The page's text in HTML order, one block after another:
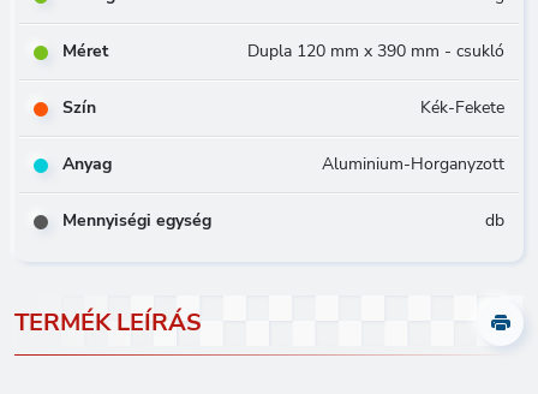
TERMÉK LEÍRÁS
Méret Dupla 120 mm x 390 mm - csukló
Szín Kék-Fekete
Anyag Aluminium-Horganyzott
Mennyiségi egység db